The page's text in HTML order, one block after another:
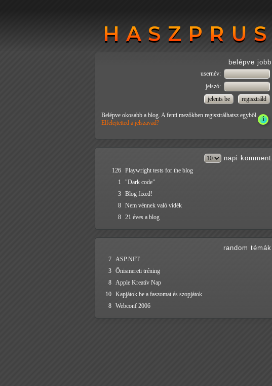
HASZPRUS
HASZPRUS
belépve jobb
usernév:
jelszó:
Belépve okosabb a blog. A fenti mezőkben regisztrálhatsz egyből.
Elfelejtetted a jelszavad?
napi komment
126 Playwright tests for the blog
1
"Dark code"
3 Blog fixed!
8 Nem vénnek való vidék
8 21 éves a blog
random témák
7 ASP.NET
3 Önismereti tréning
8 Apple Kreatív Nap
10 Kapjátok be a faszomat és szopjátok
8 Webconf 2006